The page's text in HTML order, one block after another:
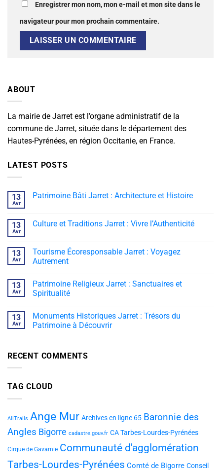
Enregistrer mon nom, mon e-mail et mon site dans le
navigateur pour mon prochain commentaire.
ABOUT
La mairie de Jarret est l’organe administratif de la
commune de Jarret, située dans le département des
Hautes-Pyrénées, en région Occitanie, en France.
LATEST POSTS
13
Avr
Patrimoine Bâti Jarret : Architecture et Histoire
13
Avr
Culture et Traditions Jarret : Vivre l’Authenticité
13
Avr
Tourisme Écoresponsable Jarret : Voyagez
Autrement
13
Avr
Patrimoine Religieux Jarret : Sanctuaires et
Spiritualité
13
Avr
Monuments Historiques Jarret : Trésors du
Patrimoine à Découvrir
RECENT COMMENTS
TAG CLOUD
AllTrails Ange Mur Archives en ligne 65 Baronnie des
Angles Bigorre cadastre.gouv.fr CA Tarbes-Lourdes-Pyrénées
Cirque de Gavarnie Communauté d'agglomération
Tarbes-Lourdes-Pyrénées Comté de Bigorre Conseil